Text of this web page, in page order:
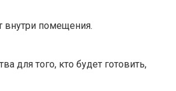
внутри помещения.
для того, кто будет готовить,